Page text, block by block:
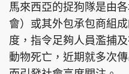
馬來西亞的捉狗隊是由
會）或其外包承包商組
度，指令足夠人員濫捕
動物死亡，近期就多次